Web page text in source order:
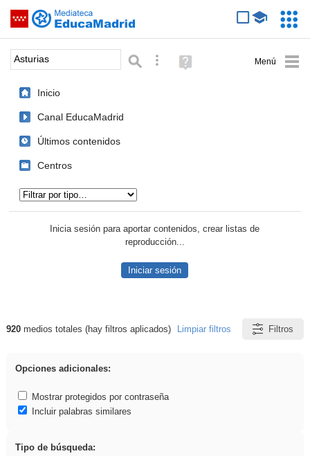
Saltar navegación
Palabra o frase: Búsqueda avanzada
Ayuda
(en
Inicio
Canal EducaMadrid
Últimos contenidos
Centros
Inicia sesión para aportar contenidos, crear listas de
reproducción...
Iniciar sesión
Resultados de: Asturias
920medios totales (hay filtros aplicados) Limpiar filtros Filtros
Opciones adicionales:
Mostrar protegidos por contraseña
Incluir palabras similares
Tipo de búsqueda: